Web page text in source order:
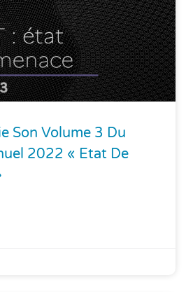
Son Volume 3 Du
2022 « Etat De